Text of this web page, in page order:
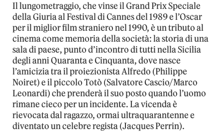
Il lungometraggio, che vinse il Grand Prix Speciale
della Giuria al Festival di Cannes del 1989 e l’Oscar
per il miglior film straniero nel 1990, è un tributo al
cinema come memoria della società: la storia di una
sala di paese, punto d’incontro di tutti nella Sicilia
degli anni Quaranta e Cinquanta, dove nasce
l’amicizia tra il proiezionista Alfredo (Philippe
Noiret) e il piccolo Totò (Salvatore Cascio/Marco
Leonardi) che prenderà il suo posto quando l’uomo
rimane cieco per un incidente. La vicenda è
rievocata dal ragazzo, ormai ultraquarantenne e
diventato un celebre regista (Jacques Perrin).